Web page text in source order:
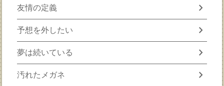
友情の定義 chevron_right
予想を外したい chevron_right
夢は続いている chevron_right
汚れたメガネ chevron_right